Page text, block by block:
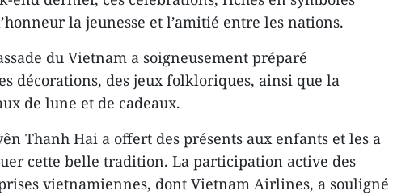
la jeunesse et l’amitié entre les nations.
du Vietnam a soigneusement préparé
décorations, des jeux folkloriques, ainsi que la
de lune et de cadeaux.
Thanh Hai a offert des présents aux enfants et les a
cette belle tradition. La participation active des
vietnamiennes, dont Vietnam Airlines, a souligné